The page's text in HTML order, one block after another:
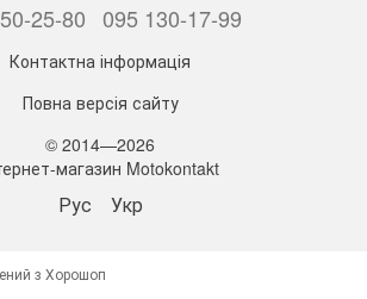
25-80 095 130-17-99
Контактна інформація
Повна версія сайту
© 2014—2026
магазин Motokontakt
Рус Укр
з Хорошоп